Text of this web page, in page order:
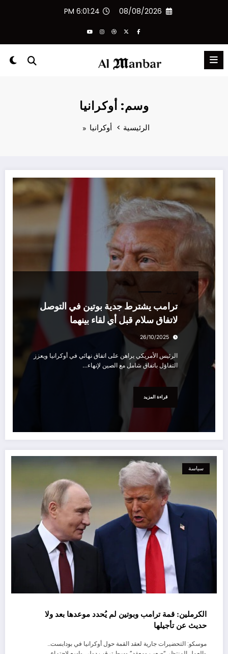
08/08/2026
6:01:25 PM
وسم: أوكرانيا
الرئيسية أوكرانيا
ترامب يشترط جدية بوتين في التوصل
لاتفاق سلام قبل أي لقاء بينهما
26/10/2025
الرئيس الأمريكي يراهن على اتفاق نهائي في أوكرانيا ويعزز
التفاؤل باتفاق شامل مع الصين لإنهاء…
قراءة المزيد
سياسة
الكرملين: قمة ترامب وبوتين لم يُحدد موعدها بعد ولا
حديث عن تأجيلها
موسكو: التحضيرات جارية لعقد القمة حول أوكرانيا في بودابست…